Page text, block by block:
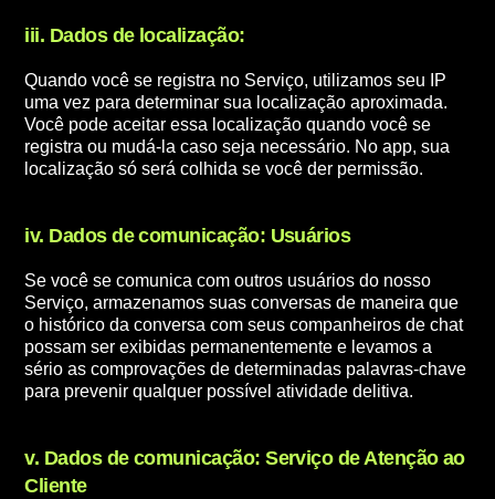
iii. Dados de localização:
Quando você se registra no Serviço, utilizamos seu IP
uma vez para determinar sua localização aproximada.
Você pode aceitar essa localização quando você se
registra ou mudá-la caso seja necessário. No app, sua
localização só será colhida se você der permissão.
iv. Dados de comunicação: Usuários
Se você se comunica com outros usuários do nosso
Serviço, armazenamos suas conversas de maneira que
o histórico da conversa com seus companheiros de chat
possam ser exibidas permanentemente e levamos a
sério as comprovações de determinadas palavras-chave
para prevenir qualquer possível atividade delitiva.
v. Dados de comunicação: Serviço de Atenção ao
Cliente